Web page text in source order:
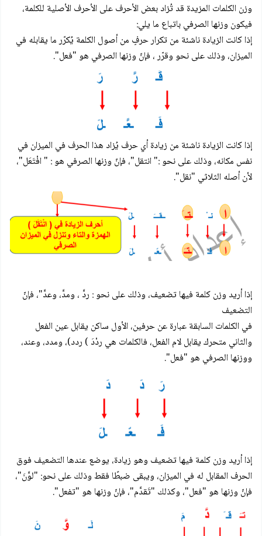
وزن الكلمات المزيدة قد تُزاد بعض الأحرف على الأحرف الأصلية للكلمة،
فيكون وزنها الصرفي باتباع ما يلي:
إذا كانت الزيادة ناشئة من تكرار حرفٍ من أصول الكلمة يُكرّر ما يقابله في
الميزان، وذلك على نحو وقرّر ، فإنّ وزنها الصرفي هو "فعل".
إذا كانت الزيادة ناشئة من زيادة أي حرف يُزاد هذا الحرف في الميزان في
نفس مكانه، وذلك على نحو :" انتقل"، فإنّ وزنها الصرفي هو : " افْتَعَل"،
لأن أصله الثلاثي "نقل".
إذا أريد وزن كلمة فيها تضعيف، وذلك على نحو : ردَّ ، ومدَّ، وعدَّ"، فإنّ
التضعيف
في الكلمات السابقة عبارة عن حرفين، الأول ساكن يقابل عين الفعل
والثاني متحرك يقابل لام الفعل، فالكلمات هي ردْدَ ) ردد)، ومدد، وعند،
ووزنها الصرفي هو "فعل".
إذا أريد وزن كلمة فيها تضعيف وهو زيادة، يوضع عندها التضعيف فوق
الحرف المقابل له في الميزان، ويبقى ضبطًا فقط وذلك على نحو: "لوَّنَ"،
فإنّ وزنها هو "فعل"، وكذلك "تَقدَّم"، فإنّ وزنها هو "تفعل".